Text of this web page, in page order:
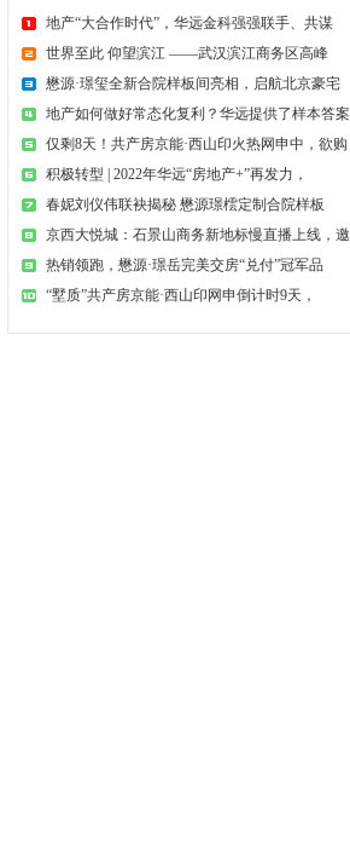
地产“大合作时代”，华远金科强强联手、共谋
世界至此 仰望滨江 ——武汉滨江商务区高峰
懋源·璟玺全新合院样板间亮相，启航北京豪宅
地产如何做好常态化复利？华远提供了样本答案
仅剩8天！共产房京能·西山印火热网申中，欲购
积极转型 | 2022年华远“房地产+”再发力，
春妮刘仪伟联袂揭秘 懋源璟橒定制合院样板
京西大悦城：石景山商务新地标慢直播上线，邀
您
热销领跑，懋源·璟岳完美交房“兑付”冠军品
“墅质”共产房京能·西山印网申倒计时9天，